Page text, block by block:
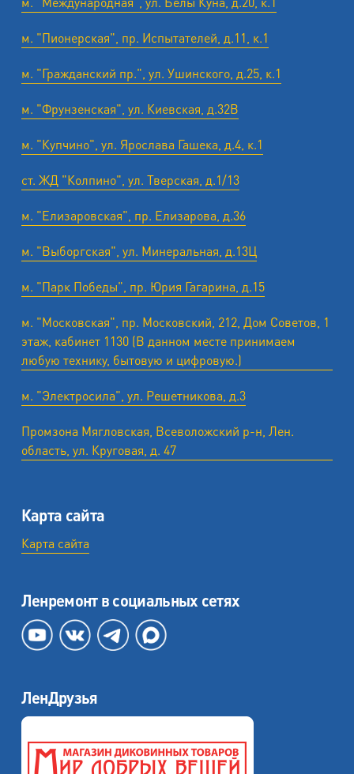
м. "Пионерская", пр. Испытателей, д.11, к.1
м. "Гражданский пр.", ул. Ушинского, д.25, к.1
м. "Фрунзенская", ул. Киевская, д.32В
м. "Купчино", ул. Ярослава Гашека, д.4, к.1
ст. ЖД "Колпино", ул. Тверская, д.1/13
м. "Елизаровская", пр. Елизарова, д.36
м. "Выборгская", ул. Минеральная, д.13Ц
м. "Парк Победы", пр. Юрия Гагарина, д.15
м. "Московская", пр. Московский, 212, Дом Советов, 1
этаж, кабинет 1130 (В данном месте принимаем
любую технику, бытовую и цифровую.)
м. "Электросила", ул. Решетникова, д.3
Промзона Мягловская, Всеволожский р-н, Лен.
область, ул. ​Круговая, д. 47
Карта сайта
Карта сайта
Ленремонт в социальных сетях
ЛенДрузья